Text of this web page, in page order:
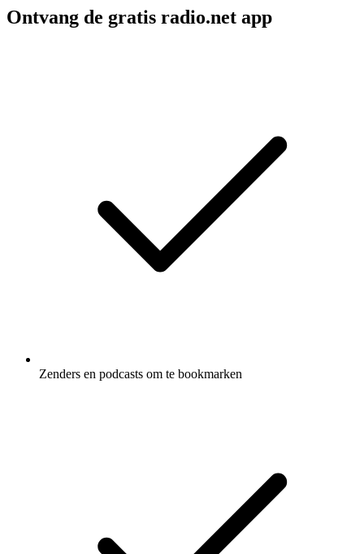
Ontvang de gratis radio.net app
Zenders en podcasts om te bookmarken